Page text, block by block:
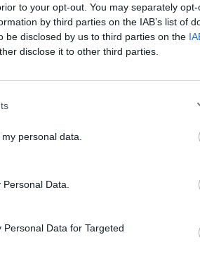
to your opt-out. You may separately
by third parties on the IAB’s list of
be disclosed by us to third parties on the
disclose it to other third parties.
personal data.
Data.
Data for Targeted
Συγκατάθεσης
τεχνολογίες όπως cookies για
δεδομένα προσωπικού
μπορεί να επηρεάσει
ΠΡΟΒΟΛΉ
χρειάζεται ιατρική
συνεδρίασε χθες,
του πατέρα του, ο οποίος
2 ετών, χωρίς να
την αναστολή του
Δεν χορήγησε ανασταλτικό
οδηγήθηκε σε